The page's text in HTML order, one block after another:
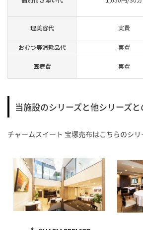
理美容代 実費
おむつ等消耗品代
実費
医療費 実費
当施設のシリーズと他シリーズ
チャームスイート 宝塚売布はこちらのシ